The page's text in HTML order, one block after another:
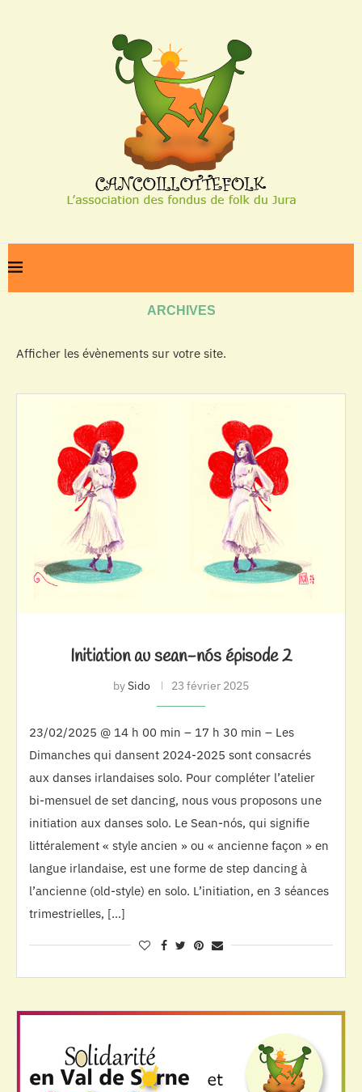
ARCHIVES
Afficher les évènements sur votre site.
Initiation au sean-nós épisode 2
bySido 23 février 2025
23/02/2025 @ 14 h 00 min – 17 h 30 min – Les
Dimanches qui dansent 2024-2025 sont consacrés
aux danses irlandaises solo. Pour compléter l’atelier
bi-mensuel de set dancing, nous vous proposons une
initiation aux danses solo. Le Sean-nós, qui signifie
littéralement « style ancien » ou « ancienne façon » en
langue irlandaise, est une forme de step dancing à
l’ancienne (old-style) en solo. L’initiation, en 3 séances
trimestrielles, […]